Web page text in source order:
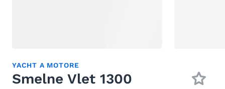
YACHT A MOTORE
Smelne Vlet 1300